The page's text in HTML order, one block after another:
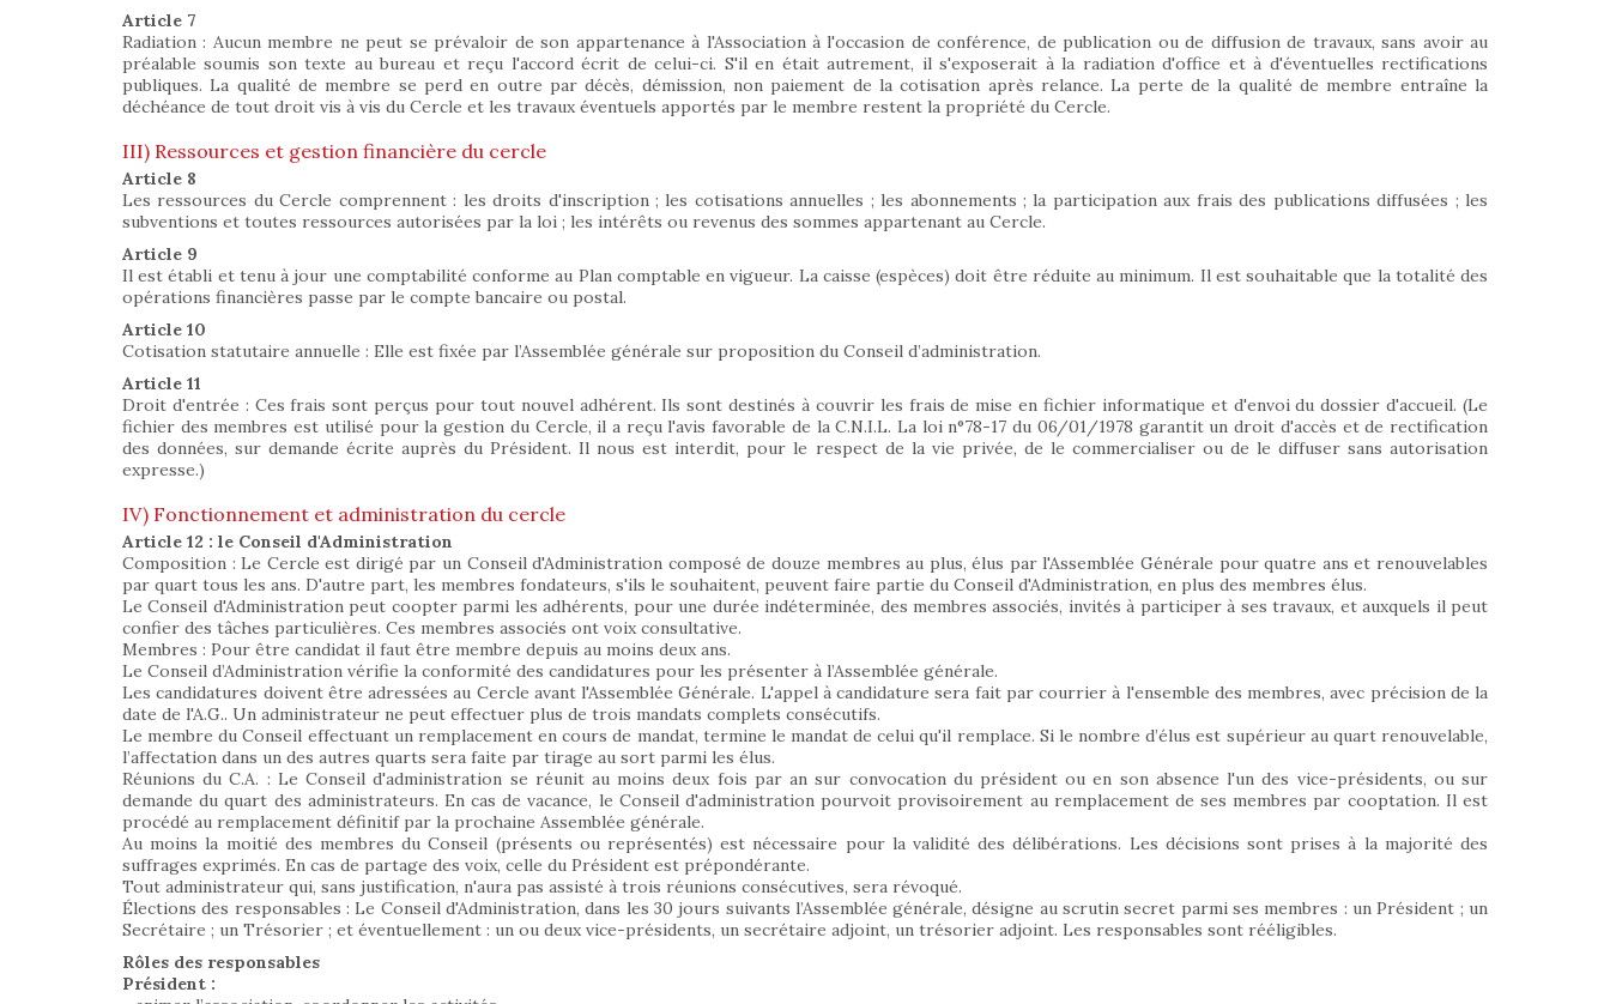
Article 7
Radiation : Aucun membre ne peut se prévaloir de son appartenance à l'Association à l'occasion de conférence, de publication ou de diffusion de travaux, sans avoir au
préalable soumis son texte au bureau et reçu l'accord écrit de celui-ci. S'il en était autrement, il s'exposerait à la radiation d'office et à d'éventuelles rectifications
publiques. La qualité de membre se perd en outre par décès, démission, non paiement de la cotisation après relance. La perte de la qualité de membre entraîne la
déchéance de tout droit vis à vis du Cercle et les travaux éventuels apportés par le membre restent la propriété du Cercle.
III) Ressources et gestion financière du cercle
Article 8
Les ressources du Cercle comprennent : les droits d'inscription ; les cotisations annuelles ; les abonnements ; la participation aux frais des publications diffusées ; les
subventions et toutes ressources autorisées par la loi ; les intérêts ou revenus des sommes appartenant au Cercle.
Article 9
Il est établi et tenu à jour une comptabilité conforme au Plan comptable en vigueur. La caisse (espèces) doit être réduite au minimum. Il est souhaitable que la totalité des
opérations financières passe par le compte bancaire ou postal.
Article 10
Cotisation statutaire annuelle : Elle est fixée par l’Assemblée générale sur proposition du Conseil d’administration.
Article 11
Droit d'entrée : Ces frais sont perçus pour tout nouvel adhérent. Ils sont destinés à couvrir les frais de mise en fichier informatique et d'envoi du dossier d'accueil. (Le
fichier des membres est utilisé pour la gestion du Cercle, il a reçu l'avis favorable de la C.N.I.L. La loi n°78-17 du 06/01/1978 garantit un droit d'accès et de rectification
des données, sur demande écrite auprès du Président. Il nous est interdit, pour le respect de la vie privée, de le commercialiser ou de le diffuser sans autorisation
expresse.)
IV) Fonctionnement et administration du cercle
Article 12 : le Conseil d'Administration
Composition : Le Cercle est dirigé par un Conseil d'Administration composé de douze membres au plus, élus par l'Assemblée Générale pour quatre ans et renouvelables
par quart tous les ans. D'autre part, les membres fondateurs, s'ils le souhaitent, peuvent faire partie du Conseil d'Administration, en plus des membres élus.
Le Conseil d'Administration peut coopter parmi les adhérents, pour une durée indéterminée, des membres associés, invités à participer à ses travaux, et auxquels il peut
confier des tâches particulières. Ces membres associés ont voix consultative.
Membres : Pour être candidat il faut être membre depuis au moins deux ans.
Le Conseil d’Administration vérifie la conformité des candidatures pour les présenter à l’Assemblée générale.
Les candidatures doivent être adressées au Cercle avant l'Assemblée Générale. L'appel à candidature sera fait par courrier à l'ensemble des membres, avec précision de la
date de l'A.G.. Un administrateur ne peut effectuer plus de trois mandats complets consécutifs.
Le membre du Conseil effectuant un remplacement en cours de mandat, termine le mandat de celui qu'il remplace. Si le nombre d’élus est supérieur au quart renouvelable,
l’affectation dans un des autres quarts sera faite par tirage au sort parmi les élus.
Réunions du C.A. : Le Conseil d'administration se réunit au moins deux fois par an sur convocation du président ou en son absence l'un des vice-présidents, ou sur
demande du quart des administrateurs. En cas de vacance, le Conseil d'administration pourvoit provisoirement au remplacement de ses membres par cooptation. Il est
procédé au remplacement définitif par la prochaine Assemblée générale.
Au moins la moitié des membres du Conseil (présents ou représentés) est nécessaire pour la validité des délibérations. Les décisions sont prises à la majorité des
suffrages exprimés. En cas de partage des voix, celle du Président est prépondérante.
Tout administrateur qui, sans justification, n'aura pas assisté à trois réunions consécutives, sera révoqué.
Élections des responsables : Le Conseil d'Administration, dans les 30 jours suivants l’Assemblée générale, désigne au scrutin secret parmi ses membres : un Président ; un
Secrétaire ; un Trésorier ; et éventuellement : un ou deux vice-présidents, un secrétaire adjoint, un trésorier adjoint. Les responsables sont rééligibles.
Rôles des responsables
Président :